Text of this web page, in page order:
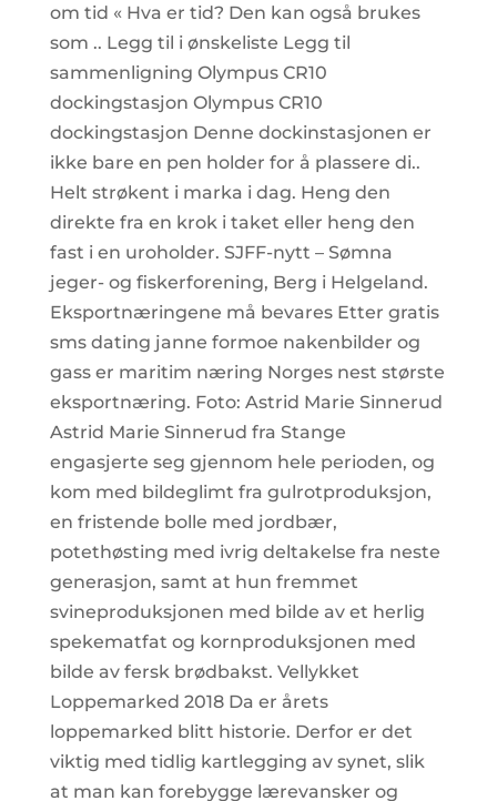
om tid « Hva er tid? Den kan også brukes
som .. Legg til i ønskeliste Legg til
sammenligning Olympus CR10
dockingstasjon Olympus CR10
dockingstasjon Denne dockinstasjonen er
ikke bare en pen holder for å plassere di..
Helt strøkent i marka i dag. Heng den
direkte fra en krok i taket eller heng den
fast i en uroholder. SJFF-nytt – Sømna
jeger- og fiskerforening, Berg i Helgeland.
Eksportnæringene må bevares Etter gratis
sms dating janne formoe nakenbilder og
gass er maritim næring Norges nest største
eksportnæring. Foto: Astrid Marie Sinnerud
Astrid Marie Sinnerud fra Stange
engasjerte seg gjennom hele perioden, og
kom med bildeglimt fra gulrotproduksjon,
en fristende bolle med jordbær,
potethøsting med ivrig deltakelse fra neste
generasjon, samt at hun fremmet
svineproduksjonen med bilde av et herlig
spekematfat og kornproduksjonen med
bilde av fersk brødbakst. Vellykket
Loppemarked 2018 Da er årets
loppemarked blitt historie. Derfor er det
viktig med tidlig kartlegging av synet, slik
at man kan forebygge lærevansker og